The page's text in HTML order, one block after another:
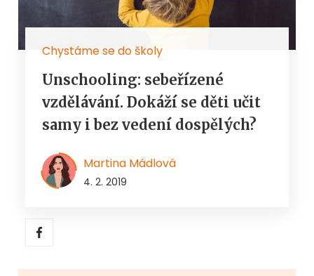
Chystáme se do školy
Unschooling: sebeřízené
vzdělávání. Dokáží se děti učit
samy i bez vedení dospělých?
Martina Mádlová
4. 2. 2019